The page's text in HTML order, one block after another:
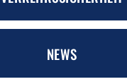
NEWS